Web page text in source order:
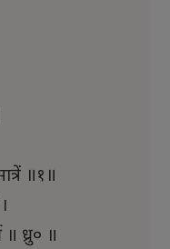
॥१॥
ध्रु० ॥